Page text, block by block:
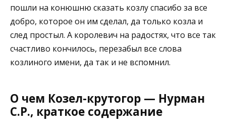
пошли на конюшню сказать козлу спасибо за все
добро, которое он им сделал, да только козла и
след простыл. А королевич на радостях, что все так
счастливо кончилось, перезабыл все слова
козлиного имени, да так и не вспомнил.
О чем Козел-крутогор — Нурман
С.Р., краткое содержание